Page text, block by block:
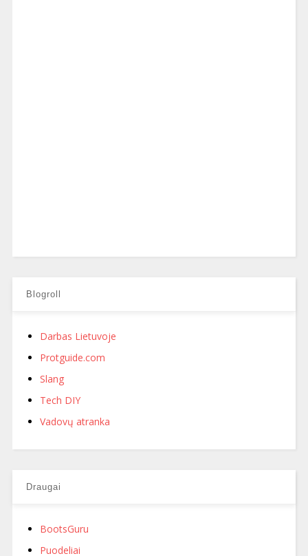
Blogroll
Darbas Lietuvoje
Protguide.com
Slang
Tech DIY
Vadovų atranka
Draugai
BootsGuru
Puodeliai